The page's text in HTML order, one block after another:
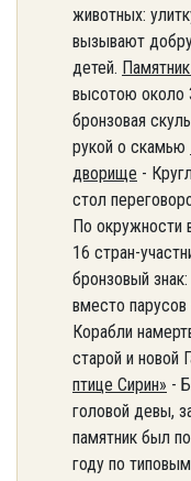
животных:
вызывают
детей.
высотою около
бронзовая
рукой о скамью
дворище -
стол
По окружности
16 стран-
бронзовый
вместо
Корабли
старой и новой
птице Сирин» -
головой девы,
памятник был
году по